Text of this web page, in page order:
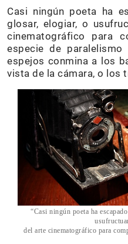
Casi ningún poeta ha
glosar, elogiar, o
cinematográfico para
especie de
espejos conmina a los
vista de la cámara, o los
“Casi ningún poeta ha
del arte cinematográfico para